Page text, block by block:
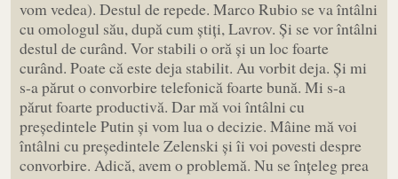
vom vedea). Destul de repede. Marco Rubio se va întâlni
cu omologul său, după cum știți, Lavrov. Și se vor întâlni
destul de curând. Vor stabili o oră și un loc foarte
curând. Poate că este deja stabilit. Au vorbit deja. Și mi
s-a părut o convorbire telefonică foarte bună. Mi s-a
părut foarte productivă. Dar mă voi întâlni cu
președintele Putin și vom lua o decizie. Mâine mă voi
întâlni cu președintele Zelenski și îi voi povesti despre
convorbire. Adică, avem o problemă. Nu se înțeleg prea